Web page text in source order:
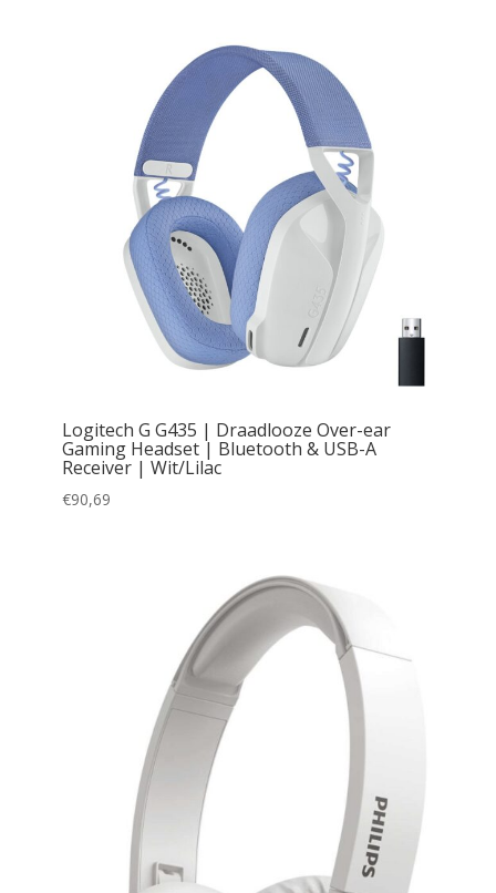
Logitech G G435 | Draadlooze Over-ear
Gaming Headset | Bluetooth & USB-A
Receiver | Wit/Lilac
€90,69